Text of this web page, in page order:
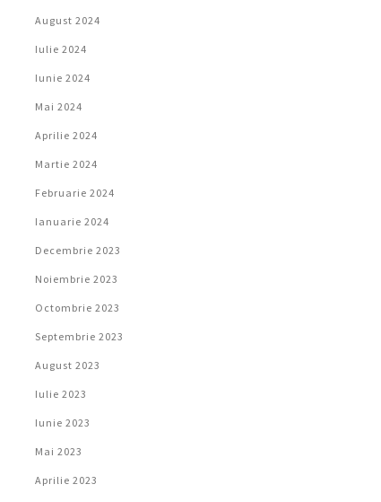
August 2024
Iulie 2024
Iunie 2024
Mai 2024
Aprilie 2024
Martie 2024
Februarie 2024
Ianuarie 2024
Decembrie 2023
Noiembrie 2023
Octombrie 2023
Septembrie 2023
August 2023
Iulie 2023
Iunie 2023
Mai 2023
Aprilie 2023